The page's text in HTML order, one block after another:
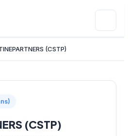
(CSTP)
(CSTP)